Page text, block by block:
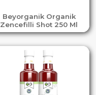
Beyorganik Organik
Zencefilli Shot 250 Ml